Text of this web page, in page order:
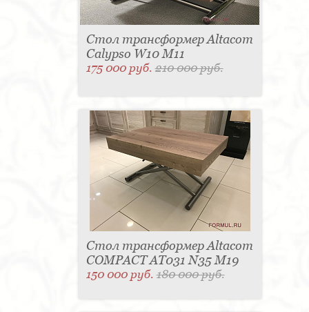
Стол трансформер Altacom
Calypso W10 M11
175 000 руб.210 000 руб.
Стол трансформер Altacom
COMPACT AT031 N35 M19
150 000 руб.180 000 руб.